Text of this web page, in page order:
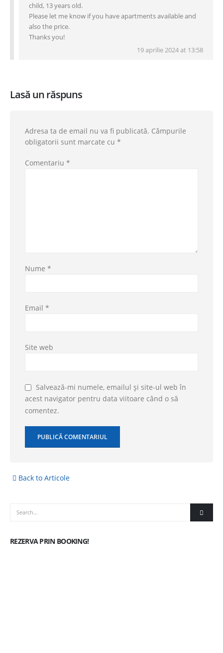
child, 13 years old.
Please let me know if you have apartments available and
also the price.
Thanks you!
19 aprilie 2024 at 13:58
Lasă un răspuns
Adresa ta de email nu va fi publicată. Câmpurile
obligatorii sunt marcate cu *
Comentariu *
Nume *
Email *
Site web
Salvează-mi numele, emailul și site-ul web în
acest navigator pentru data viitoare când o să
comentez.
Back to Articole
REZERVA PRIN BOOKING!